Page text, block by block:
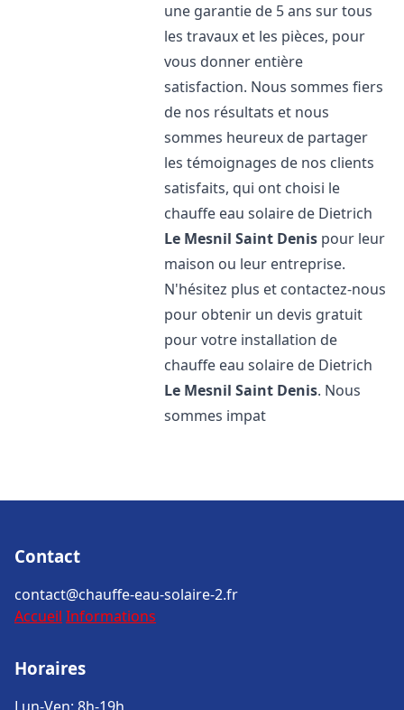
une garantie de 5 ans sur tous
les travaux et les pièces, pour
vous donner entière
satisfaction. Nous sommes fiers
de nos résultats et nous
sommes heureux de partager
les témoignages de nos clients
satisfaits, qui ont choisi le
chauffe eau solaire de Dietrich
Le Mesnil Saint Denis pour leur
maison ou leur entreprise.
N'hésitez plus et contactez-nous
pour obtenir un devis gratuit
pour votre installation de
chauffe eau solaire de Dietrich
Le Mesnil Saint Denis. Nous
sommes impat
Contact
contact@chauffe-eau-solaire-2.fr
Accueil Informations
Horaires